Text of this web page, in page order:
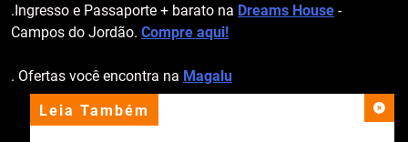
Leia Também
.Ingresso e Passaporte + barato na Dreams House -
Campos do Jordão. Compre aqui!
. Ofertas você encontra na Magalu
apoio institucional